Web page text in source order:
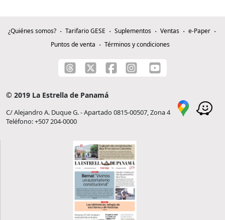
¿Quiénes somos? Tarifario GESE Suplementos Ventas
e-Paper
Puntos de venta
Términos y condiciones
© 2019 La Estrella de Panamá
C/ Alejandro A. Duque G. - Apartado 0815-00507, Zona 4
Teléfono: +507 204-0000